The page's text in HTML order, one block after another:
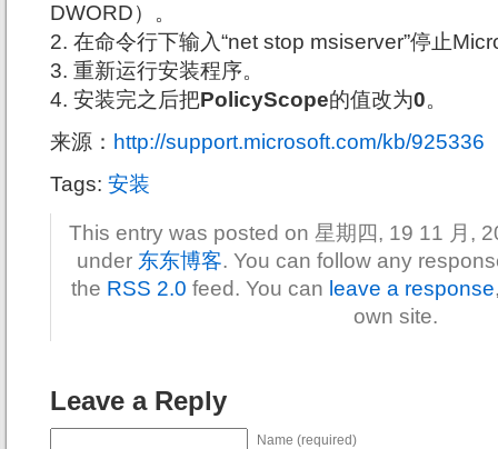
DWORD）。
2. 在命令行下输入“net stop msiserver”停止
3. 重新运行安装程序。
4. 安装完之后把PolicyScope的值改为0。
来源： http://support.microsoft.com/kb/925336
Tags: 安装
This entry was posted on 星期四, 19 11 月,
under 东东博客. You can follow any
the RSS 2.0 feed. You can leave a response
own site.
Leave a Reply
Name (required)